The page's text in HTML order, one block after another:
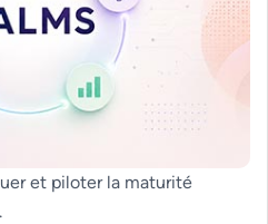
et piloter la maturité